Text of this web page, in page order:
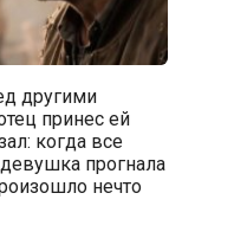
другими
принес ей
когда все
прогнала
нечто